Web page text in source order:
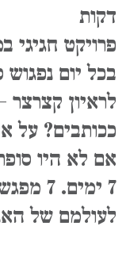
דקות
פרויקט חגיגי
בכל יום נפגוש
לראיון
ככותבים? על
אם לא היו
לעולמם של